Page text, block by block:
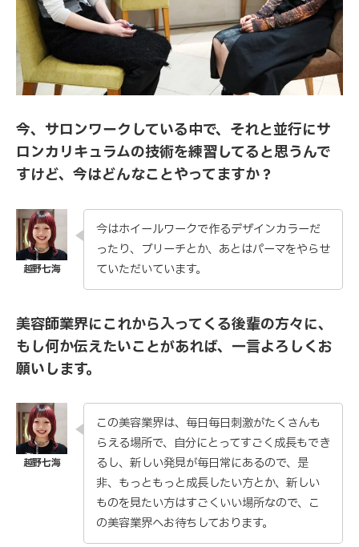
今、サロンワークしている中で、それと並行にサ
ロンカリキュラムの技術を練習してると思うんで
すけど、今はどんなことやってますか？
今はホイールワークで作るデザインカラーだ
ったり、ブリーチとか、あとはパーマをやらせ
ていただいています。
美容師業界にこれから入ってくる後輩の方々に、
もし何か伝えたいことがあれば、一言よろしくお
願いします。
この美容業界は、毎日毎日刺激がたくさんも
らえる場所で、自分にとってすごく成長もでき
るし、新しい発見が毎日常にあるので、是
非、もっともっと成長したい方とか、新しい
ものを見たい方はすごくいい場所なので、こ
の美容業界へお待ちしております。